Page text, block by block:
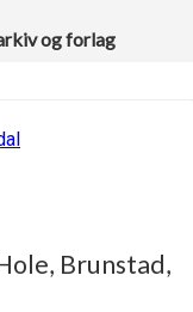
og forlag
Brunstad,